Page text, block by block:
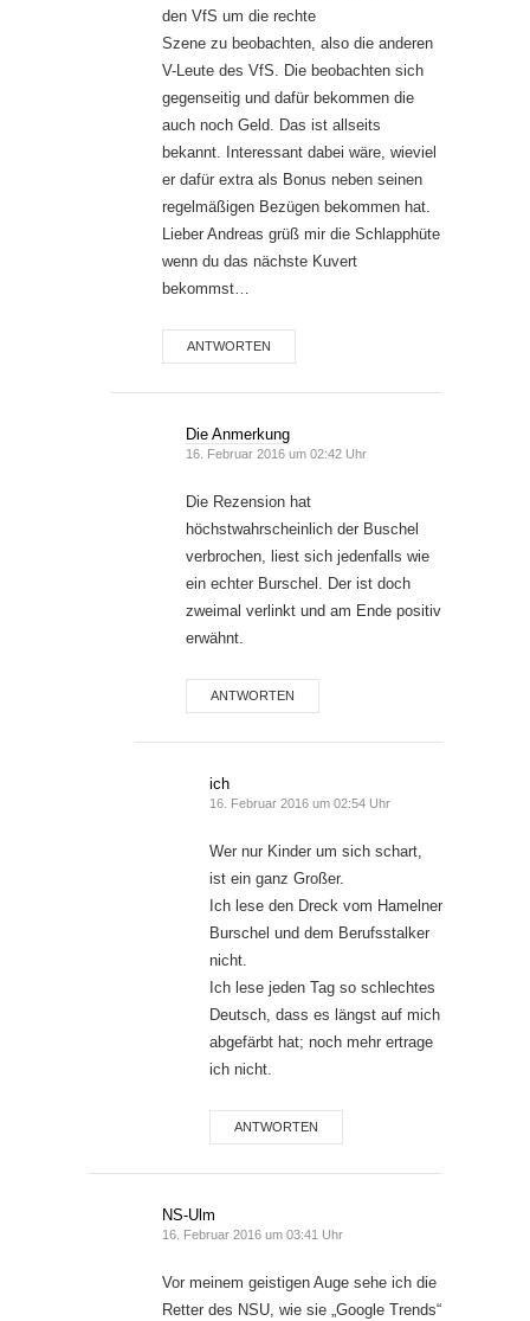
den VfS um die rechte
Szene zu beobachten, also die anderen
V-Leute des VfS. Die beobachten sich
gegenseitig und dafür bekommen die
auch noch Geld. Das ist allseits
bekannt. Interessant dabei wäre, wieviel
er dafür extra als Bonus neben seinen
regelmäßigen Bezügen bekommen hat.
Lieber Andreas grüß mir die Schlapphüte
wenn du das nächste Kuvert
bekommst…
ANTWORTEN
Die Anmerkung
16. Februar 2016 um 02:42 Uhr
Die Rezension hat
höchstwahrscheinlich der Buschel
verbrochen, liest sich jedenfalls wie
ein echter Burschel. Der ist doch
zweimal verlinkt und am Ende positiv
erwähnt.
ANTWORTEN
ich
16. Februar 2016 um 02:54 Uhr
Wer nur Kinder um sich schart,
ist ein ganz Großer.
Ich lese den Dreck vom Hamelner
Burschel und dem Berufsstalker
nicht.
Ich lese jeden Tag so schlechtes
Deutsch, dass es längst auf mich
abgefärbt hat; noch mehr ertrage
ich nicht.
ANTWORTEN
NS-Ulm
16. Februar 2016 um 03:41 Uhr
Vor meinem geistigen Auge sehe ich die
Retter des NSU, wie sie „Google Trends“